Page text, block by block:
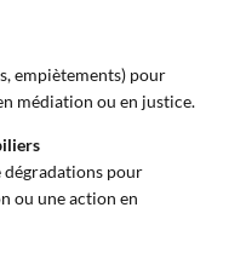
empiètements) pour
médiation ou en justice.
dégradations pour
ou une action en